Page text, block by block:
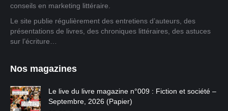
conseils en marketing littéraire.
Le site publie régulièrement des entretiens d’auteurs, des
présentations de livres, des chroniques littéraires, des astuces
sur l’écriture…
Nos magazines
Le live du livre magazine n°009 : Fiction et société –
Septembre, 2026 (Papier)